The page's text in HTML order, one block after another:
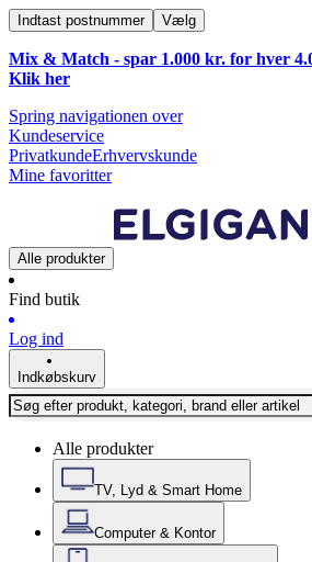
Indtast postnummer Vælg
Mix & Match - spar 1.000 kr. for hver
Klik her
Spring navigationen over
Kundeservice
PrivatkundeErhvervskunde
Mine favoritter
Alle produkter
Find butik
Log ind
Indkøbskurv
Alle produkter
TV, Lyd & Smart Home
Computer & Kontor